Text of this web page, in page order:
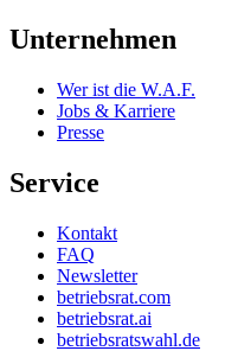
Unternehmen
Wer ist die W.A.F.
Jobs & Karriere
Presse
Service
Kontakt
FAQ
Newsletter
betriebsrat.com
betriebsrat.ai
betriebsratswahl.de